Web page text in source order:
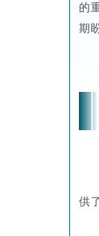
的
期
供